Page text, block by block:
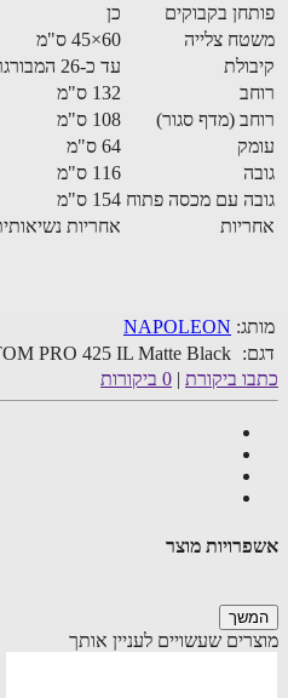
בקבוקים
צלייה
עד כ-26 המבורגרים
(מדף סגור)
עם מכסה פתוח 154 ס"מ
אחריות נשיאותית ל-10 שנים בכפוף לתנאי היצרן
NAPOLEON
PRO 425 IL Matte Black
ביקורת|0 ביקורות
מוצר
שעשויים לעניין אותך